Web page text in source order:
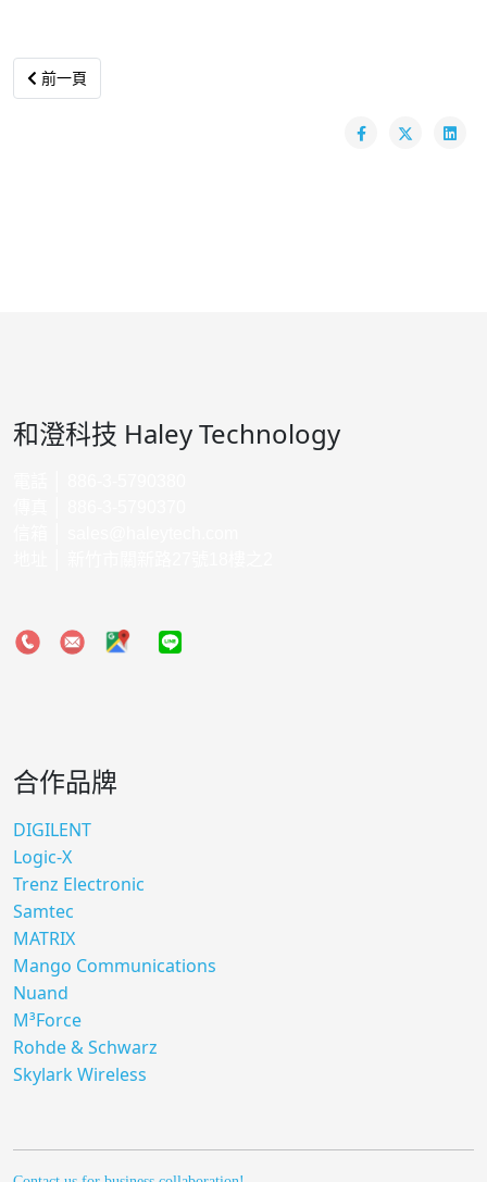
Previous article: Digilent Screwdriver
前一頁
和澄科技 Haley Technology
合作品牌
DIGILENT
Logic-X
Trenz Electronic
Samtec
MATRIX
Mango Communications
Nuand
M³Force
Rohde & Schwarz
Skylark Wireless